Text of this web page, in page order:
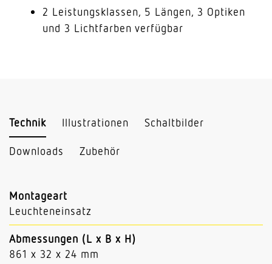
2 Leistungsklassen, 5 Längen, 3 Optiken
und 3 Lichtfarben verfügbar
Technik Illustrationen Schaltbilder
Downloads Zubehör
Montageart
Leuchteneinsatz
Abmessungen (L x B x H)
861 x 32 x 24 mm